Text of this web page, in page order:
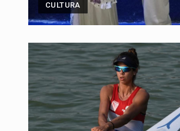
CULTURA